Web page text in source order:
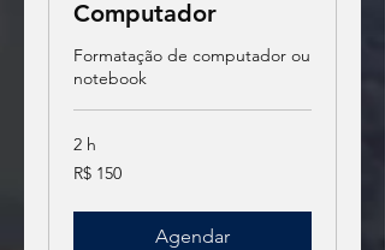
Computador
Formatação de computador ou
notebook
2 h
150
Reais
R$ 150
Agendar